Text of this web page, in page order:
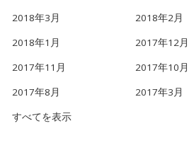
2018年3月
2018年2月
2018年1月
2017年12月
2017年11月
2017年10月
2017年8月
2017年3月
すべてを表示